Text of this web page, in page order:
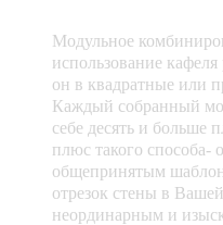
Модульное
использование
он в квадратные или
Каждый собранный
себе десять и больше
плюс такого способа-
общепринятым
отрезок стены в
неординарным и